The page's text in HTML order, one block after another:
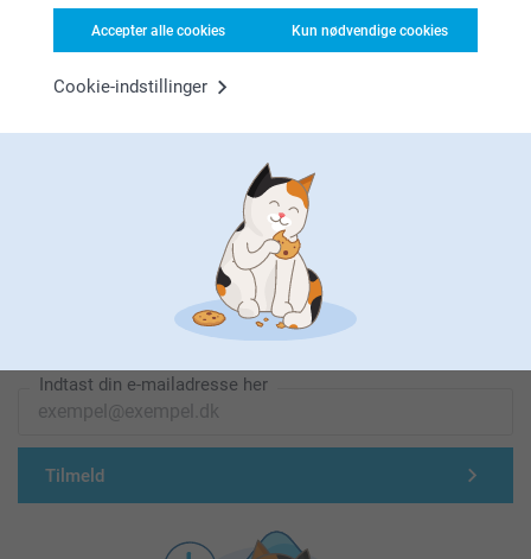
Accepter alle cookies Kun nødvendige cookies
Cookie-indstillinger
Førsteklasses kundeservice!
Tilmeld dig vores nyhedsbrev
Indtast din e-mailadresse her
Tilmeld